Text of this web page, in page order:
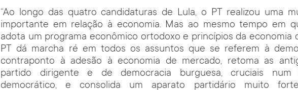
“Ao longo das quatro candidaturas de Lula, o PT realizou uma
importante em relação à economia. Mas ao mesmo tempo em
adota um programa econômico ortodoxo e princípios da economia
PT dá marcha ré em todos os assuntos que se referem à
contraponto à adesão à economia de mercado, retoma as
partido dirigente e de democracia burguesa, cruciais num
democrático, e consolida um aparato partidário muito